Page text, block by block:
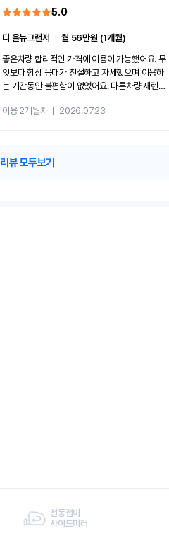
5.0
디 올뉴그랜저 ㅣ월 56만원 (1개월)
좋은차량 합리적인 가격에 이용이 가능했어요. 무
엇보다 항상 응대가 친절하고 자세했으며 이용하
는 기간동안 불편함이 없었어요. 다른차량 재렌트
카 렌트 고민없이 강추합니다!!
이용 2개월차ㅣ 2026.07.23
리뷰 모두보기
전동접이
사이드미러